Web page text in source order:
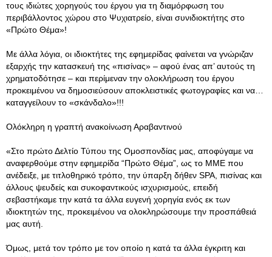
τους ιδιώτες χορηγούς του έργου για τη διαμόρφωση του
περιβάλλοντος χώρου στο Ψυχιατρείο, είναι συνιδιοκτήτης στο
«Πρώτο Θέμα»!
Με άλλα λόγια, οι ιδιοκτήτες της εφημερίδας φαίνεται να γνώριζαν
εξαρχής την κατασκευή της «πισίνας» – αφού ένας απ’ αυτούς τη
χρηματοδότησε – και περίμεναν την ολοκλήρωση του έργου
προκειμένου να δημοσιεύσουν αποκλειστικές φωτογραφίες και να…
καταγγείλουν το «σκάνδαλο»!!!
Ολόκληρη η γραπτή ανακοίνωση Αραβαντινού
«Στο πρώτο Δελτίο Τύπου της Ομοσπονδίας μας, αποφύγαμε να
αναφερθούμε στην εφημερίδα “Πρώτο Θέμα”, ως το ΜΜΕ που
ανέδειξε, με τιτλοθηρικό τρόπο, την ύπαρξη δήθεν SPA, πισίνας και
άλλους ψευδείς και συκοφαντικούς ισχυρισμούς, επειδή
σεβαστήκαμε την κατά τα άλλα ευγενή χορηγία ενός εκ των
ιδιοκτητών της, προκειμένου να ολοκληρώσουμε την προσπάθειά
μας αυτή.
Όμως, μετά τον τρόπο με τον οποίο η κατά τα άλλα έγκριτη και